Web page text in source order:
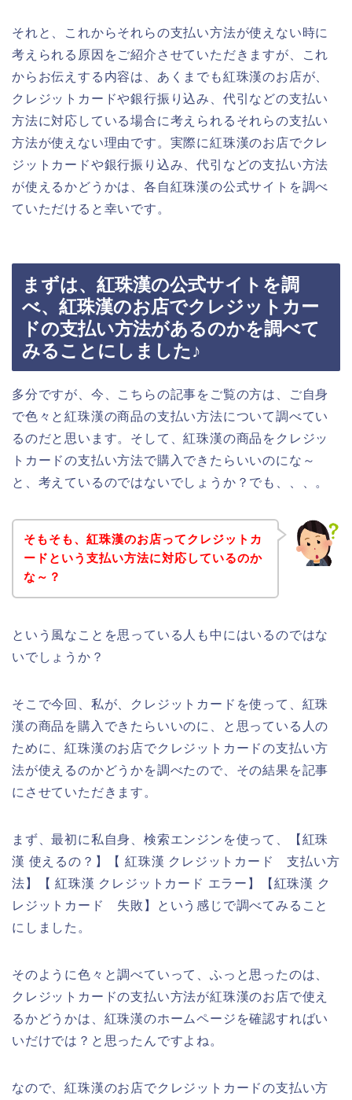
それと、これからそれらの支払い方法が使えない時に
考えられる原因をご紹介させていただきますが、これ
からお伝えする内容は、あくまでも紅珠漢のお店が、
クレジットカードや銀行振り込み、代引などの支払い
方法に対応している場合に考えられるそれらの支払い
方法が使えない理由です。実際に紅珠漢のお店でクレ
ジットカードや銀行振り込み、代引などの支払い方法
が使えるかどうかは、各自紅珠漢の公式サイトを調べ
ていただけると幸いです。
まずは、紅珠漢の公式サイトを調
べ、紅珠漢のお店でクレジットカー
ドの支払い方法があるのかを調べて
みることにしました♪
多分ですが、今、こちらの記事をご覧の方は、ご自身
で色々と紅珠漢の商品の支払い方法について調べてい
るのだと思います。そして、紅珠漢の商品をクレジッ
トカードの支払い方法で購入できたらいいのにな～
と、考えているのではないでしょうか？でも、、、。
そもそも、紅珠漢のお店ってクレジットカ
ードという支払い方法に対応しているのか
な～？
という風なことを思っている人も中にはいるのではな
いでしょうか？
そこで今回、私が、クレジットカードを使って、紅珠
漢の商品を購入できたらいいのに、と思っている人の
ために、紅珠漢のお店でクレジットカードの支払い方
法が使えるのかどうかを調べたので、その結果を記事
にさせていただきます。
まず、最初に私自身、検索エンジンを使って、【紅珠
漢 使えるの？】【 紅珠漢 クレジットカード 支払い方
法】【 紅珠漢 クレジットカード エラー】【紅珠漢 ク
レジットカード 失敗】という感じで調べてみること
にしました。
そのように色々と調べていって、ふっと思ったのは、
クレジットカードの支払い方法が紅珠漢のお店で使え
るかどうかは、紅珠漢のホームページを確認すればい
いだけでは？と思ったんですよね。
なので、紅珠漢のお店でクレジットカードの支払い方